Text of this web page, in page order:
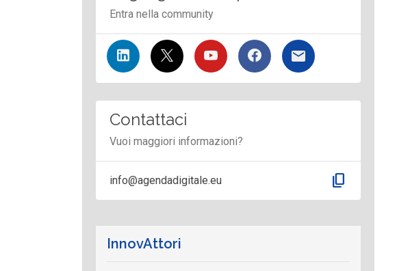
Entra nella community
Contattaci
Vuoi maggiori informazioni?
info@agendadigitale.eu content_copy
InnovAttori